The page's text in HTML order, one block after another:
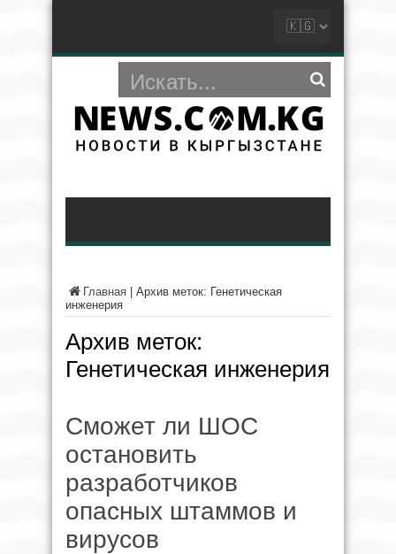
Главная
Архив меток: Генетическая
инженерия
Архив меток:
Генетическая инженерия
Сможет ли ШОС
остановить
разработчиков
опасных штаммов и
вирусов